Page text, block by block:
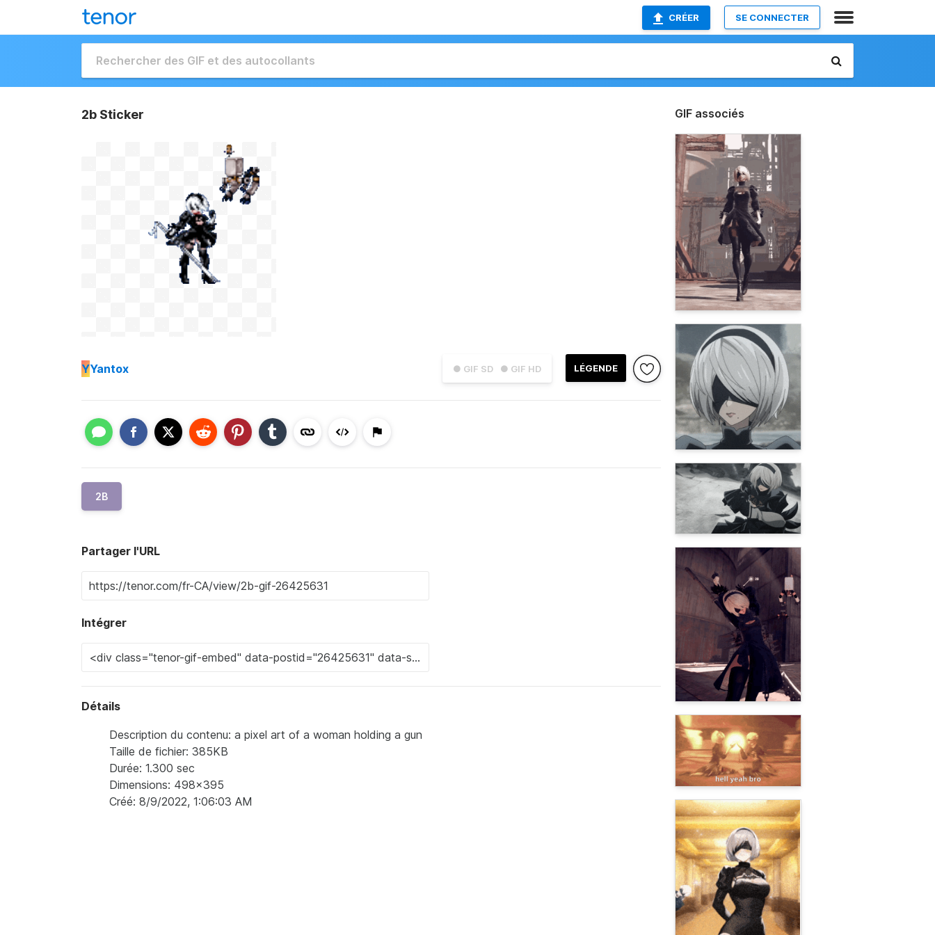
CRÉER SE CONNECTER
2b Sticker
● GIF SD ● GIF HD LÉGENDE
YYantox
2B
Partager l'URL
Intégrer
Détails
Description du contenu: a pixel art of a woman holding a gun
Taille de fichier: 385KB
Durée: 1.300 sec
Dimensions: 498x395
Créé: 8/9/2022, 1:06:03 AM
GIF associés